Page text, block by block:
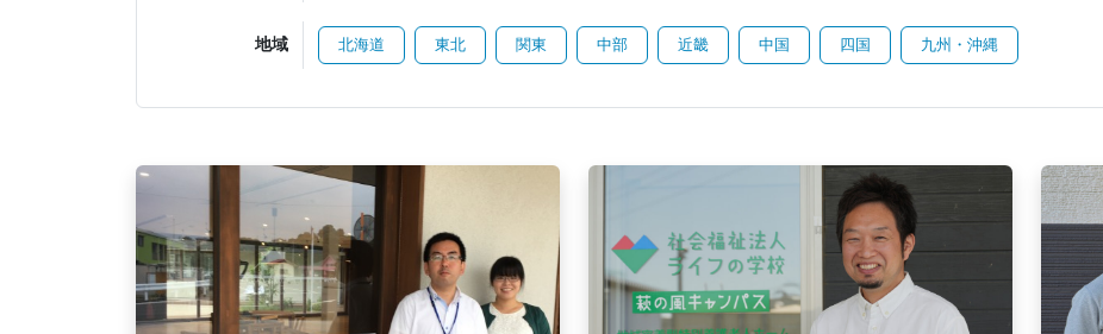
地域 北海道 東北 関東 中部 近畿 中国 四国 九州・沖縄